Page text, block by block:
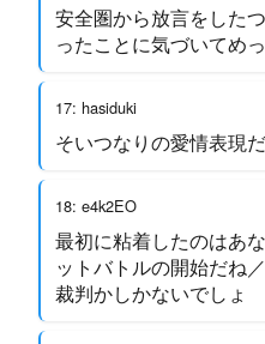
安全圏から放言をした
ったことに気づいてめ
17: hasiduki
そいつなりの愛情表現
18: e4k2EO
最初に粘着したのはあ
ットバトルの開始だね
裁判かしかないでしょ